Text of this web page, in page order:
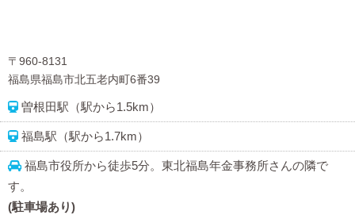
〒960-8131
福島県福島市北五老内町6番39
曽根田駅（駅から1.5km）
福島駅（駅から1.7km）
福島市役所から徒歩5分。東北福島年金事務所さんの隣で
す。
(駐車場あり)